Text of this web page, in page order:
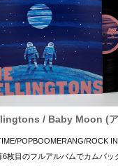
/ Baby Moon (
POPBOOMERANG/ROCK
6枚目のフルアルバムでカムバ